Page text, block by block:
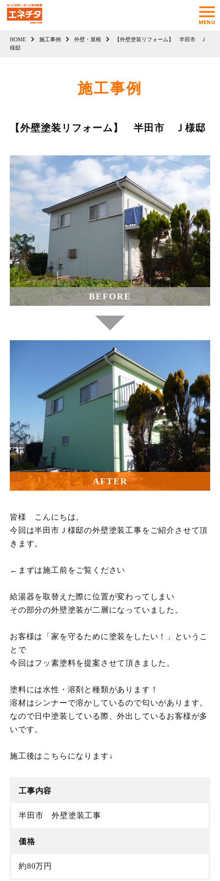
HOME 施工事例 外壁・屋根
【外壁塗装リフォーム】 半田市 Ｊ
様邸
施工事例
【外壁塗装リフォーム】 半田市 Ｊ様邸
BEFORE
AFTER
皆様 こんにちは。
今回は半田市Ｊ様邸の外壁塗装工事をご紹介させて頂
きます。
←まずは施工前をご覧ください
給湯器を取替えた際に位置が変わってしまい
その部分の外壁塗装が二層になっていました。
お客様は「家を守るために塗装をしたい！」というこ
とで
今回はフッ素塗料を提案させて頂きました。
塗料には水性・溶剤と種類があります！
溶材はシンナーで溶かしているので匂いがあります。
なので日中塗装している際、外出しているお客様が多
いです。
施工後はこちらになります↓
工事内容
半田市 外壁塗装工事
価格
約80万円